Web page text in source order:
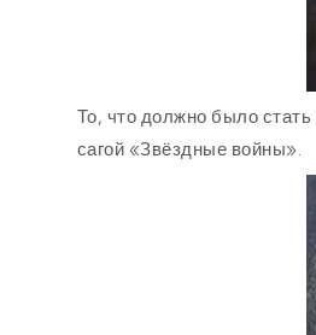
То, что должно было
сагой «Звёздные войны».